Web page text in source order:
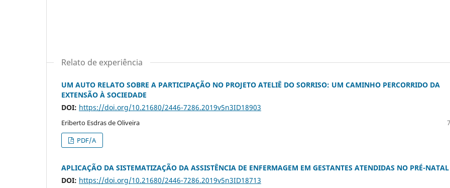
Relato de experiência
UM AUTO RELATO SOBRE A PARTICIPAÇÃO NO PROJETO ATELIÊ DO SORRISO: UM CAMINHO PERCORRIDO DA
EXTENSÃO À SOCIEDADE
DOI: https://doi.org/10.21680/2446-7286.2019v5n3ID18903
Eriberto Esdras de Oliveira
PDF/A
APLICAÇÃO DA SISTEMATIZAÇÃO DA ASSISTÊNCIA DE ENFERMAGEM EM GESTANTES ATENDIDAS NO PRÉ-NATAL
DOI: https://doi.org/10.21680/2446-7286.2019v5n3ID18713